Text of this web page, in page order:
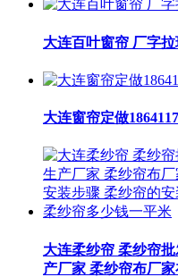
大连百叶窗帘 厂字拉
大连窗帘定做
大连柔纱帘 柔纱帘
产厂家 柔纱帘布厂